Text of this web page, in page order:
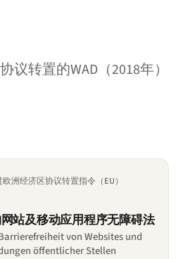
转置的WAD（2018年）
欧洲经济区协议转置指令（EU）
站及移动应用程序无障碍法
von Websites und
öffentlicher Stellen